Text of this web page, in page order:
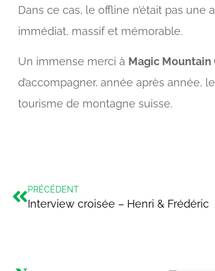
Dans ce cas, le offline n’était pas
immédiat, massif et mémorable.
Un immense merci à Magic Mountain
d’accompagner, année après année,
tourisme de montagne suisse.
PRÉCÉDENT
Interview croisée – Henri & Frédéric